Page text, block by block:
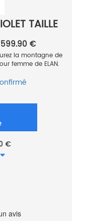
TAILLE
€
la montagne de
femme de ELAN.
€
avis